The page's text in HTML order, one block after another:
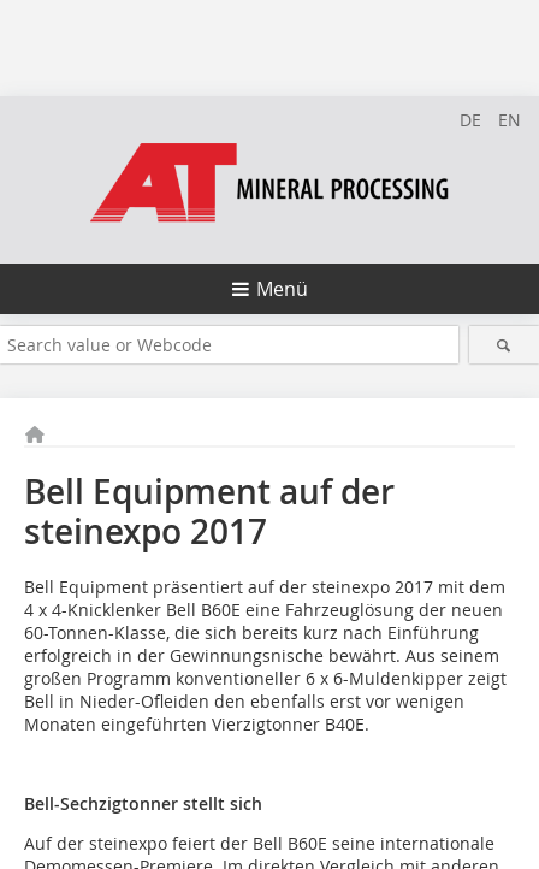
DE EN
Menü
Bell Equipment auf der
steinexpo 2017
Bell Equipment präsentiert auf der steinexpo 2017 mit dem
4 x 4-Knicklenker Bell B60E eine Fahrzeuglösung der neuen
60-Tonnen-Klasse, die sich bereits kurz nach Einführung
erfolgreich in der Gewinnungsnische bewährt. Aus seinem
großen Programm konventioneller 6 x 6-Muldenkipper zeigt
Bell in Nieder-Ofleiden den ebenfalls erst vor wenigen
Monaten eingeführten Vierzigtonner B40E.
Bell-Sechzigtonner stellt sich
Auf der steinexpo feiert der Bell B60E seine internationale